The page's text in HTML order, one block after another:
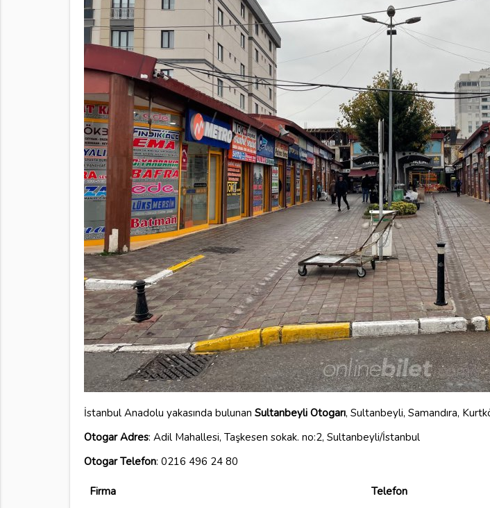
İstanbul Anadolu yakasında bulunan Sultanbeyli Otogarı, Sultanbeyli, Samandıra,
Otogar Adres: Adil Mahallesi, Taşkesen sokak. no:2, Sultanbeyli/İstanbul
Otogar Telefon: 0216 496 24 80
Firma
Telefon